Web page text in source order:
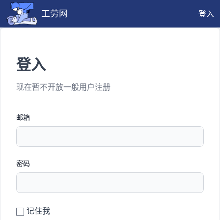
工劳网 登入
登入
现在暂不开放一般用户注册
邮箱
密码
记住我